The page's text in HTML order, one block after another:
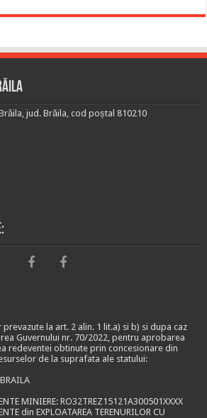
jud. Brăila, cod poștal 810210
la art. 2 alin. 1 lit.a) si b) si dupa caz
Guvernului nr. 70/2022, pentru aprobarea
redeventei obtinute prin concesionare din
de la suprafata ale statului:
MINIERE: RO32TREZ15121A300501XXXX
din EXPLOATAREA TERENURILOR CU